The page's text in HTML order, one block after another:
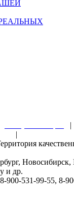
|
и др.
900-531-99-55, 8-